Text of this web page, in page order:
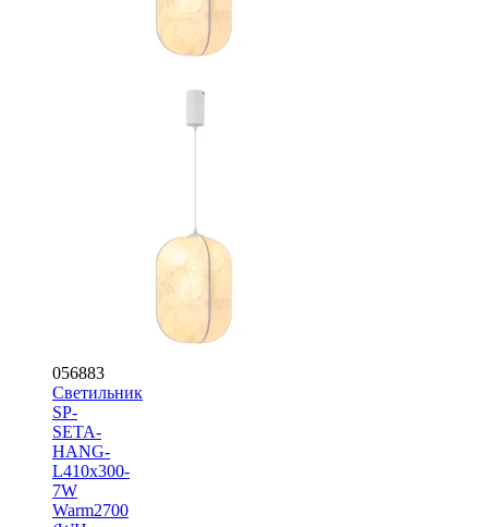
056883
Светильник
SP-
SETA-
HANG-
L410х300-
7W
Warm2700